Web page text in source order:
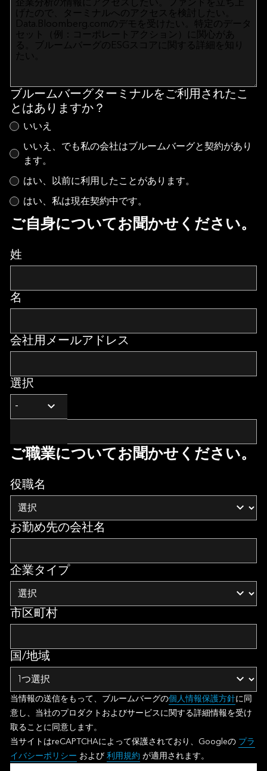
ブルームバーグターミナルをご利用されたこ
とはありますか？
いいえ
いいえ、でも私の会社はブルームバーグと契約があり
ます。
はい、以前に利用したことがあります。
はい、私は現在契約中です。
ご自身についてお聞かせください。
姓
名
会社用メールアドレス
選択
ご職業についてお聞かせください。
役職名
お勤め先の会社名
企業タイプ
市区町村
国/地域
当情報の送信をもって、ブルームバーグの個人情報保護方針に同
意し、当社のプロダクトおよびサービスに関する詳細情報を受け
取ることに同意します。
当サイトはreCAPTCHAによって保護されており、Googleの プラ
イバシーポリシー および 利用規約 が適用されます。